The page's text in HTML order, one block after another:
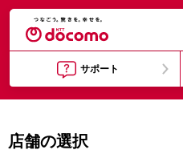
サポート
店舗の選択